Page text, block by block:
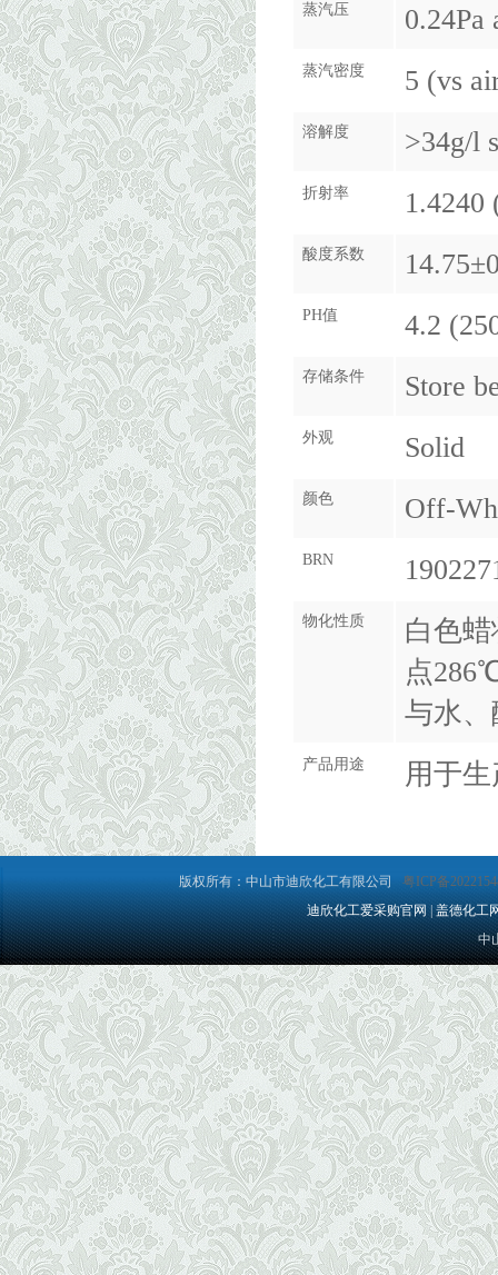
蒸汽压
蒸汽密度 5 (vs
溶解度 >34g/l
折射率 1.4240
酸度系数
PH值 4.2
存储条件 Store
外观 Solid
颜色 Off-
BRN
物化性质
白色
点
与水
产品用途 用于
版权所有：中山市迪欣化工有限公司 粤ICP备
迪欣化工爱采购官网
盖德化工
中